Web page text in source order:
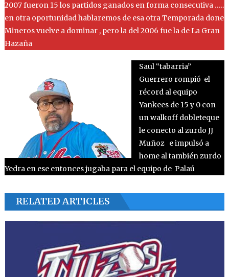
2007 fueron 15 los partidos ganados en forma consecutiva …..
en otra oportunidad hablaremos de esa otra Temporada done
Mineros vuelve a dominar , pero la del 2006 fue la de La Gran
Hazaña
Saul “tabarria”
Guerrero rompió el
récord al equipo
Yankees de 15 y 0 con
un walkoff dobleteque
le conecto al zurdo JJ
Muñoz e impulsó a
home al también zurdo
Yedra en ese entonces jugaba para el equipo de Palaú
RELATED ARTICLES